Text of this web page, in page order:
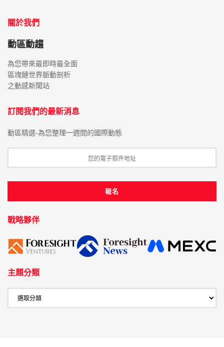
關於我們
動區動趨
為您帶來最即時最全面
區塊鏈世界脈動剖析
之動感新聞站
訂閱我們的最新消息
動區精選-為您整理一週間的國際動態
戰略夥伴
主題分類